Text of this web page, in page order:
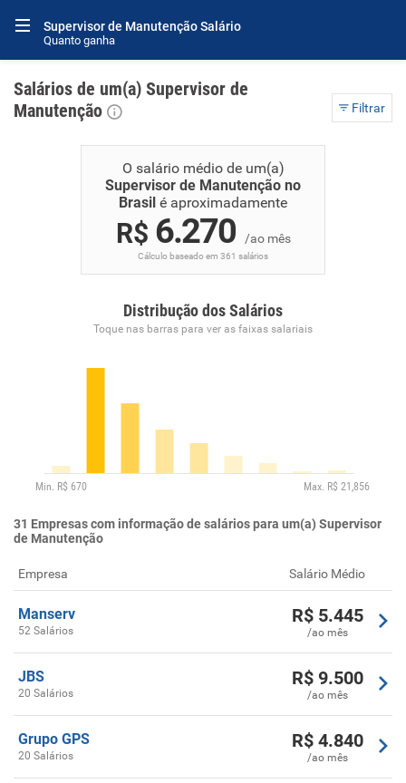
Supervisor de Manutenção Salário
Quanto ganha
Salários de um(a) Supervisor de
Manutenção
Filtrar
O salário médio de um(a)
Supervisor de Manutenção no
Brasil é aproximadamente
R$ 6.270 /ao mês
Cálculo baseado em 361 salários
Distribução dos Salários
Toque nas barras para ver as faixas salariais
31 Empresas com informação de salários para um(a) Supervisor
de Manutenção
Empresa Salário Médio
Manserv
52 Salários
R$5.445
/ao mês
JBS
20 Salários
R$9.500
/ao mês
Grupo GPS
20 Salários
R$4.840
/ao mês